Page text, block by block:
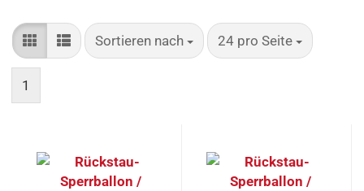
Sortieren nach
Sortieren nach 24 pro Seite
pro Seite
1